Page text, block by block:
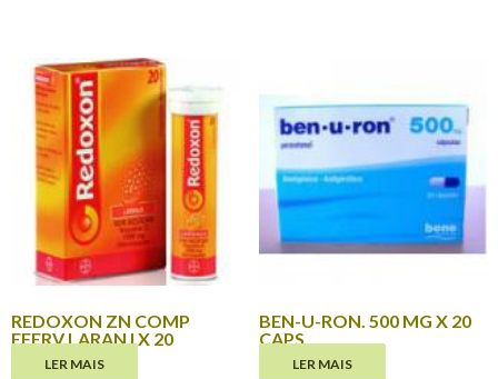
REDOXON ZN COMP
EFERV LARANJ X 20
6.50LER MAIS
BEN-U-RON. 500 MG X 20
CAPS
2.95LER MAIS